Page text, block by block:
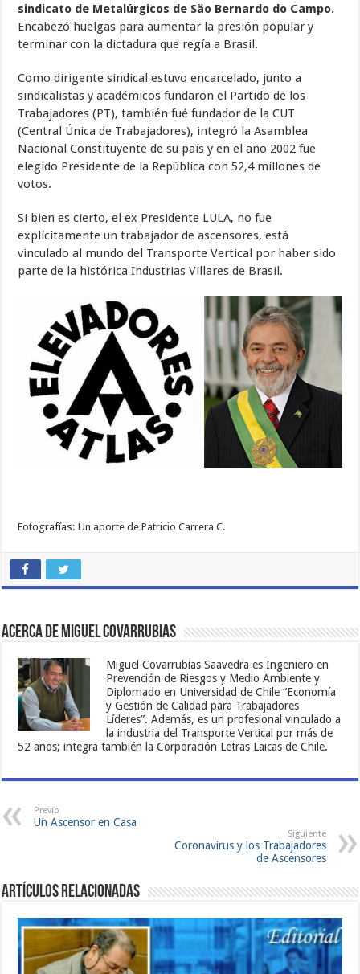
sindicato de Metalúrgicos de Säo Bernardo do Campo.
Encabezó huelgas para aumentar la presión popular y
terminar con la dictadura que regía a Brasil.
Como dirigente sindical estuvo encarcelado, junto a
sindicalistas y académicos fundaron el Partido de los
Trabajadores (PT), también fué fundador de la CUT
(Central Única de Trabajadores), integró la Asamblea
Nacional Constituyente de su país y en el año 2002 fue
elegido Presidente de la República con 52,4 millones de
votos.
Si bien es cierto, el ex Presidente LULA, no fue
explícitamente un trabajador de ascensores, está
vinculado al mundo del Transporte Vertical por haber sido
parte de la histórica Industrias Villares de Brasil.
Fotografías: Un aporte de Patricio Carrera C.
Acerca de Miguel Covarrubias
Miguel Covarrubias Saavedra es Ingeniero en
Prevención de Riesgos y Medio Ambiente y
Diplomado en Universidad de Chile “Economía
y Gestión de Calidad para Trabajadores
Líderes”. Además, es un profesional vinculado a
la industria del Transporte Vertical por más de
52 años; integra también la Corporación Letras Laicas de Chile.
Previo
Un Ascensor en Casa
Siguiente
Coronavirus y los Trabajadores
de Ascensores
Artículos Relacionadas